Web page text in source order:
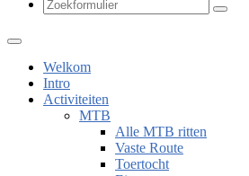
Welkom
Intro
Activiteiten
MTB
Alle MTB ritten
Vaste Route
Toertocht